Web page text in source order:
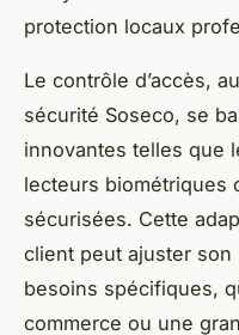
protection locaux
Le contrôle d’accès,
sécurité Soseco, se
innovantes telles que
lecteurs biométriques
sécurisées. Cette
client peut ajuster
besoins spécifiques,
commerce ou une